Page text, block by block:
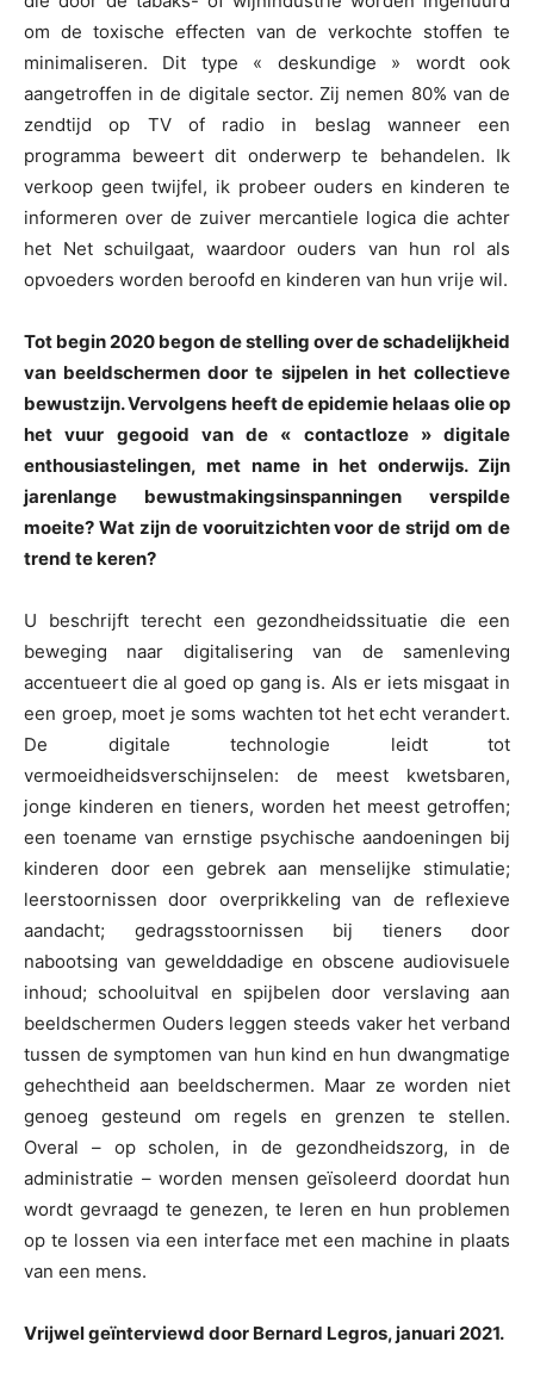
om de toxische effecten van de verkochte stoffen te
minimaliseren. Dit type « deskundige » wordt ook
aangetroffen in de digitale sector. Zij nemen 80% van de
zendtijd op TV of radio in beslag wanneer een
programma beweert dit onderwerp te behandelen. Ik
verkoop geen twijfel, ik probeer ouders en kinderen te
informeren over de zuiver mercantiele logica die achter
het Net schuilgaat, waardoor ouders van hun rol als
opvoeders worden beroofd en kinderen van hun vrije wil.
Tot begin 2020 begon de stelling over de schadelijkheid
van beeldschermen door te sijpelen in het collectieve
bewustzijn. Vervolgens heeft de epidemie helaas olie op
het vuur gegooid van de « contactloze » digitale
enthousiastelingen, met name in het onderwijs. Zijn
jarenlange bewustmakingsinspanningen verspilde
moeite? Wat zijn de vooruitzichten voor de strijd om de
trend te keren?
U beschrijft terecht een gezondheidssituatie die een
beweging naar digitalisering van de samenleving
accentueert die al goed op gang is. Als er iets misgaat in
een groep, moet je soms wachten tot het echt verandert.
De digitale technologie leidt tot
vermoeidheidsverschijnselen: de meest kwetsbaren,
jonge kinderen en tieners, worden het meest getroffen;
een toename van ernstige psychische aandoeningen bij
kinderen door een gebrek aan menselijke stimulatie;
leerstoornissen door overprikkeling van de reflexieve
aandacht; gedragsstoornissen bij tieners door
nabootsing van gewelddadige en obscene audiovisuele
inhoud; schooluitval en spijbelen door verslaving aan
beeldschermen Ouders leggen steeds vaker het verband
tussen de symptomen van hun kind en hun dwangmatige
gehechtheid aan beeldschermen. Maar ze worden niet
genoeg gesteund om regels en grenzen te stellen.
Overal – op scholen, in de gezondheidszorg, in de
administratie – worden mensen geïsoleerd doordat hun
wordt gevraagd te genezen, te leren en hun problemen
op te lossen via een interface met een machine in plaats
van een mens.
Vrijwel geïnterviewd door Bernard Legros, januari 2021.